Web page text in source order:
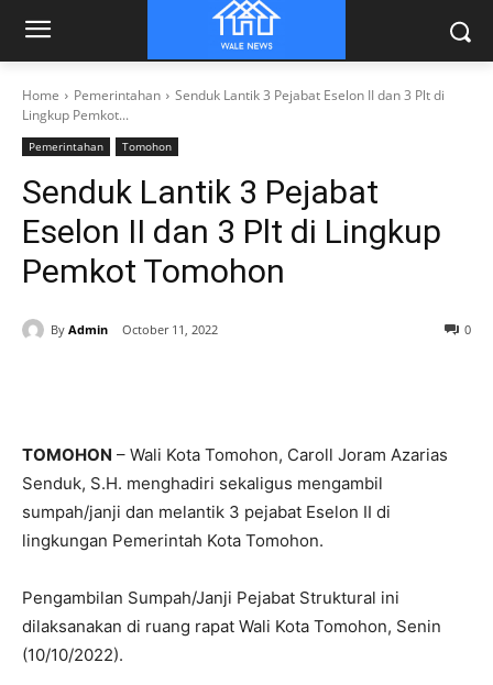
Home Pemerintahan
Senduk Lantik 3 Pejabat Eselon II dan 3 Plt di
Lingkup Pemkot...
Pemerintahan Tomohon
Senduk Lantik 3 Pejabat
Eselon II dan 3 Plt di Lingkup
Pemkot Tomohon
By Admin October 11, 2022 0
TOMOHON – Wali Kota Tomohon, Caroll Joram Azarias
Senduk, S.H. menghadiri sekaligus mengambil
sumpah/janji dan melantik 3 pejabat Eselon II di
lingkungan Pemerintah Kota Tomohon.
Pengambilan Sumpah/Janji Pejabat Struktural ini
dilaksanakan di ruang rapat Wali Kota Tomohon, Senin
(10/10/2022).